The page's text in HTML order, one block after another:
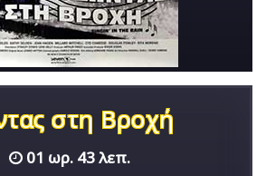
στη Βροχή
01 ωρ. 43 λεπ.